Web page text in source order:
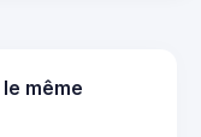
même